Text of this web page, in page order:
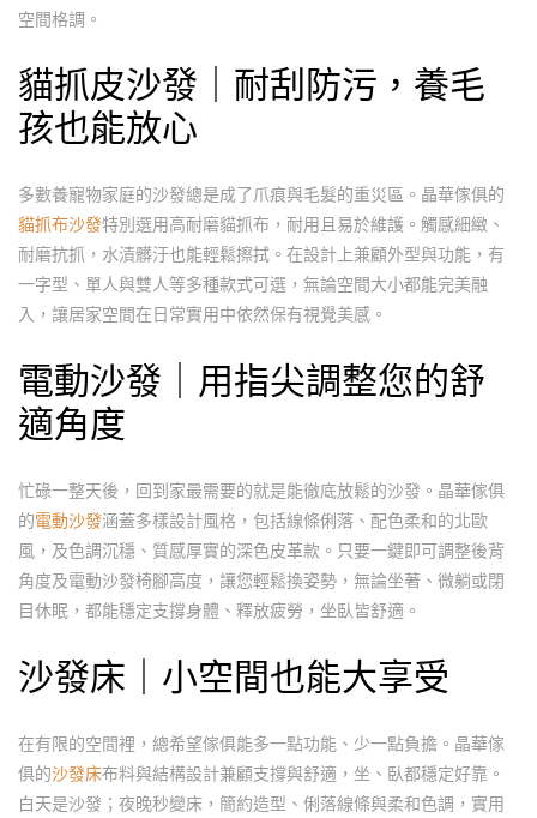
空間格調。
貓抓皮沙發 ｜耐刮防污，養毛
孩也能放心
多數養寵物家庭的沙發總是成了爪痕與毛髮的重災區。晶華傢俱的
貓抓布沙發特別選用高耐磨貓抓布，耐用且易於維護。觸感細緻、
耐磨抗抓，水漬髒汙也能輕鬆擦拭。在設計上兼顧外型與功能，有
一字型、單人與雙人等多種款式可選，無論空間大小都能完美融
入，讓居家空間在日常實用中依然保有視覺美感。
電動沙發 ｜用指尖調整您的舒
適角度
忙碌一整天後，回到家最需要的就是能徹底放鬆的沙發。晶華傢俱
的電動沙發涵蓋多樣設計風格，包括線條俐落、配色柔和的北歐
風，及色調沉穩、質感厚實的深色皮革款。只要一鍵即可調整後背
角度及電動沙發椅腳高度，讓您輕鬆換姿勢，無論坐著、微躺或閉
目休眠，都能穩定支撐身體、釋放疲勞，坐臥皆舒適。
沙發床 ｜小空間也能大享受
在有限的空間裡，總希望傢俱能多一點功能、少一點負擔。晶華傢
俱的沙發床布料與結構設計兼顧支撐與舒適，坐、臥都穩定好靠。
白天是沙發；夜晚秒變床，簡約造型、俐落線條與柔和色調，實用